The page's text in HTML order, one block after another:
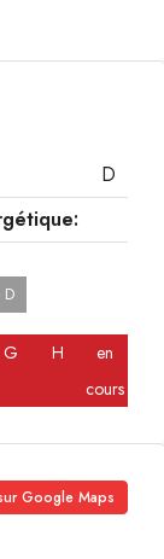
D
G H
en
cours
Google Maps